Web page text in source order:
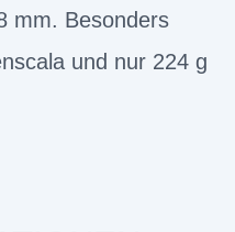
mm. Besonders
und nur 224 g